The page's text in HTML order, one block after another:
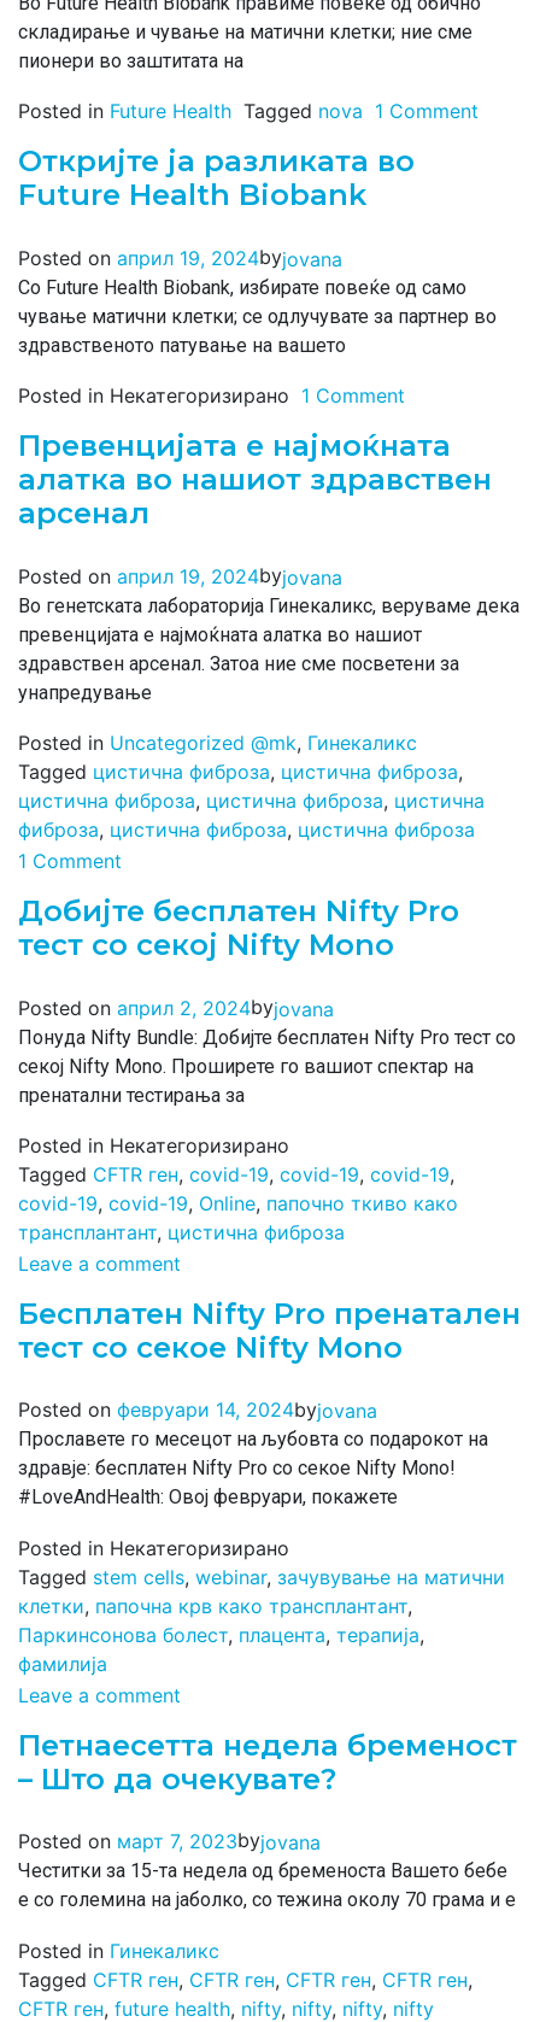
складирање и чување на матични клетки; ние сме
пионери во заштитата на
Posted in Future Health Tagged nova 1 Comment
Откријте ја разликата во
Future Health Biobank
Posted on април 19, 2024byjovana
Со Future Health Biobank, избирате повеќе од само
чување матични клетки; се одлучувате за партнер во
здравственото патување на вашето
Posted in Некатегоризирано 1 Comment
Превенцијата е најмоќната
алатка во нашиот здравствен
арсенал
Posted on април 19, 2024byjovana
Во генетската лабораторија Гинекаликс, веруваме дека
превенцијата е најмоќната алатка во нашиот
здравствен арсенал. Затоа ние сме посветени за
унапредување
Posted in Uncategorized @mk, Гинекаликс
Tagged цистична фиброза, цистична фиброза,
цистична фиброза, цистична фиброза, цистична
фиброза, цистична фиброза, цистична фиброза
1 Comment
Добијте бесплатен Nifty Pro
тест со секој Nifty Mono
Posted on април 2, 2024byjovana
Понуда Nifty Bundle: Добијте бесплатен Nifty Pro тест со
секој Nifty Mono. Проширете го вашиот спектар на
пренатални тестирања за
Posted in Некатегоризирано
Tagged CFTR ген, covid-19, covid-19, covid-19,
covid-19, covid-19, Online, папочно ткиво како
трансплантант, цистична фиброза
Leave a comment
Бесплатен Nifty Pro пренатален
тест со секое Nifty Mono
Posted on февруари 14, 2024byjovana
Прославете го месецот на љубовта со подарокот на
здравје: бесплатен Nifty Pro со секое Nifty Mono!
#LoveAndHealth: Овој февруари, покажете
Posted in Некатегоризирано
Tagged stem cells, webinar, зачувување на матични
клетки, папочна крв како трансплантант,
Паркинсонова болест, плацента, терапија,
фамилија
Leave a comment
Петнаесетта недела бременост
– Што да очекувате?
Posted on март 7, 2023byjovana
Честитки за 15-та недела од бременоста Вашето бебе
е со големина на јаболко, со тежина околу 70 грама и е
Posted in Гинекаликс
Tagged CFTR ген, CFTR ген, CFTR ген, CFTR ген,
CFTR ген, future health, nifty, nifty, nifty, nifty